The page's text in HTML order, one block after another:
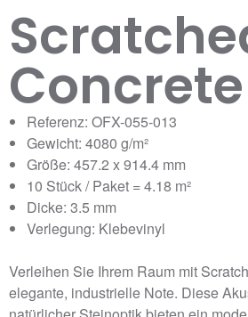
Referenz: OFX-055-013
Gewicht: 4080 g/m²
Größe: 457.2 x 914.4 mm
10 Stück / Paket = 4.18 m²
Dicke: 3.5 mm
Verlegung: Klebevinyl
Verleihen Sie Ihrem Raum mit
elegante, industrielle Note. Diese